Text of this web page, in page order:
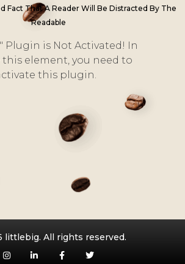
Fact That A Reader Will Be Distracted By The
Readable
Plugin is Not Activated! In
this element, you need to
this plugin.
littlebig. All rights reserved.